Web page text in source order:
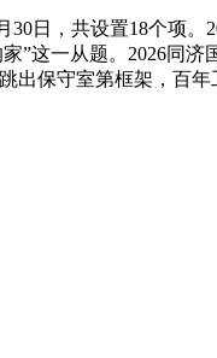
30日，共设置18个项。
这一从题。2026同济
保守室第框架，百